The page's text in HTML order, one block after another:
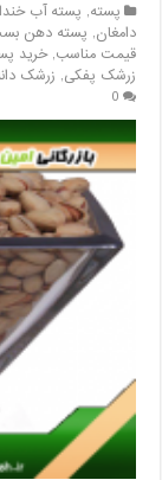
پسته, پسته آب
دامغان, پسته دهن
قیمت مناسب,خرید
زرشک پفکی, زرشک
0